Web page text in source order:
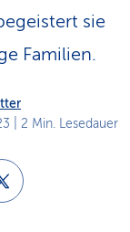
k
sie
Familien.
| 2 Min. Lesedauer